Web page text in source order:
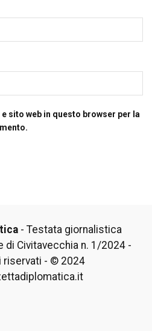
sito web in questo browser per la
- Testata giornalistica
di Civitavecchia n. 1/2024 -
riservati - © 2024